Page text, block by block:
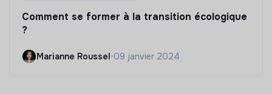
Comment se former à la transition écologique
?
Marianne Roussel•09 janvier 2024